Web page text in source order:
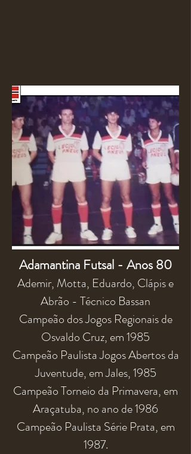
Adamantina Futsal - Anos 80
Ademir, Motta, Eduardo, Clápis e
Abrão - Técnico Bassan
Campeão dos Jogos Regionais de
Osvaldo Cruz, em 1985
Campeão Paulista Jogos Abertos da
Juventude, em Jales, 1985
Campeão Torneio da Primavera, em
Araçatuba, no ano de 1986
Campeão Paulista Série Prata, em
1987.